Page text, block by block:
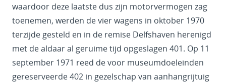
waardoor deze laatste dus zijn motorvermogen zag
toenemen, werden de vier wagens in oktober 1970
terzijde gesteld en in de remise Delfshaven herenigd
met de aldaar al geruime tijd opgeslagen 401. Op 11
september 1971 reed de voor museumdoeleinden
gereserveerde 402 in gezelschap van aanhangrijtuig